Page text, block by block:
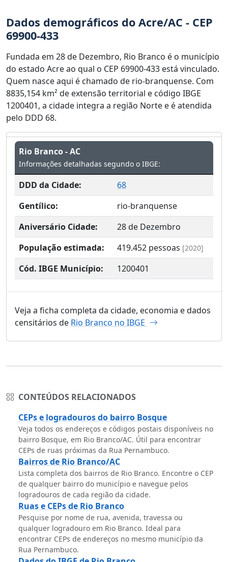
Dados demográficos do Acre/AC - CEP
69900-433
Fundada em 28 de Dezembro, Rio Branco é o município
do estado Acre ao qual o CEP 69900-433 está vinculado.
Quem nasce aqui é chamado de rio-branquense. Com
8835,154 km² de extensão territorial e código IBGE
1200401, a cidade integra a região Norte e é atendida
pelo DDD 68.
Rio Branco - AC
Informações detalhadas segundo o IBGE:
DDD da Cidade:
68
Gentílico:
rio-branquense
Aniversário Cidade:
28 de Dezembro
População estimada:
419.452 pessoas [2020]
Cód. IBGE Município: 1200401
Veja a ficha completa da cidade, economia e dados
censitários de Rio Branco no IBGE
CONTEÚDOS RELACIONADOS
CEPs e logradouros do bairro Bosque
Veja todos os endereços e códigos postais disponíveis no
bairro Bosque, em Rio Branco/AC. Útil para encontrar
CEPs de ruas próximas da Rua Pernambuco.
Bairros de Rio Branco/AC
Lista completa dos bairros de Rio Branco. Encontre o CEP
de qualquer bairro do município e navegue pelos
logradouros de cada região da cidade.
Ruas e CEPs de Rio Branco
Pesquise por nome de rua, avenida, travessa ou
qualquer logradouro em Rio Branco. Ideal para
encontrar CEPs de endereços no mesmo município da
Rua Pernambuco.